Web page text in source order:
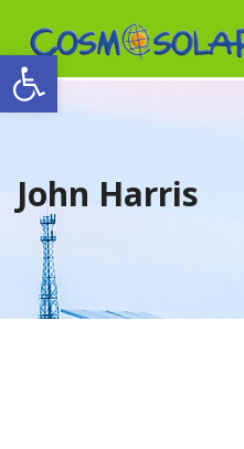
Abrir barra de herramientas
[:en]Our company[:el]Η Εταιρία
John Harris